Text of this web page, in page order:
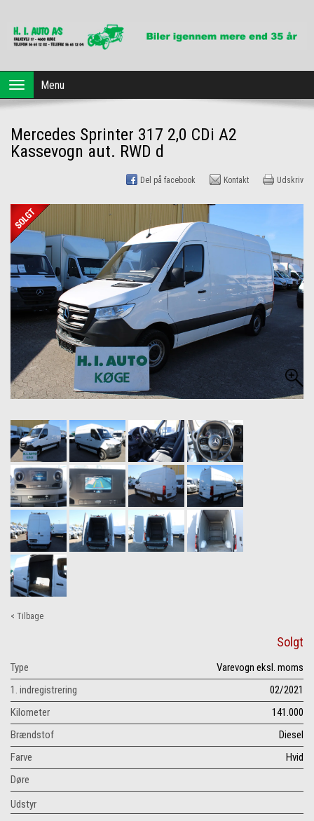
Forside
Dansk Erhvervsleasing
Kontakt os
Toggle
navigation
Menu
Mercedes Sprinter 317 2,0 CDi A2
Kassevogn aut. RWD d
Del på facebook Kontakt Udskriv
< Tilbage
Solgt
Type
Varevogn eksl. moms
1. indregistrering
02/2021
Kilometer
141.000
Brændstof
Diesel
Farve
Hvid
Døre
Udstyr